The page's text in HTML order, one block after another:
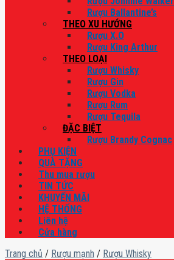
Rượu Ballantine’s
THEO XU HƯỚNG
Rượu X.O
Rượu King Arthur
THEO LOẠI
Rượu Whisky
Rượu Gin
Rượu Vodka
Rượu Rum
Rượu Tequila
ĐẶC BIỆT
Rượu Brandy Cognac
PHỤ KIỆN
QUÀ TẶNG
Thu mua rượu
TIN TỨC
KHUYẾN MÃI
HỆ THỐNG
Liên hệ
Cửa hàng
Trang chủ / Rượu mạnh / Rượu Whisky